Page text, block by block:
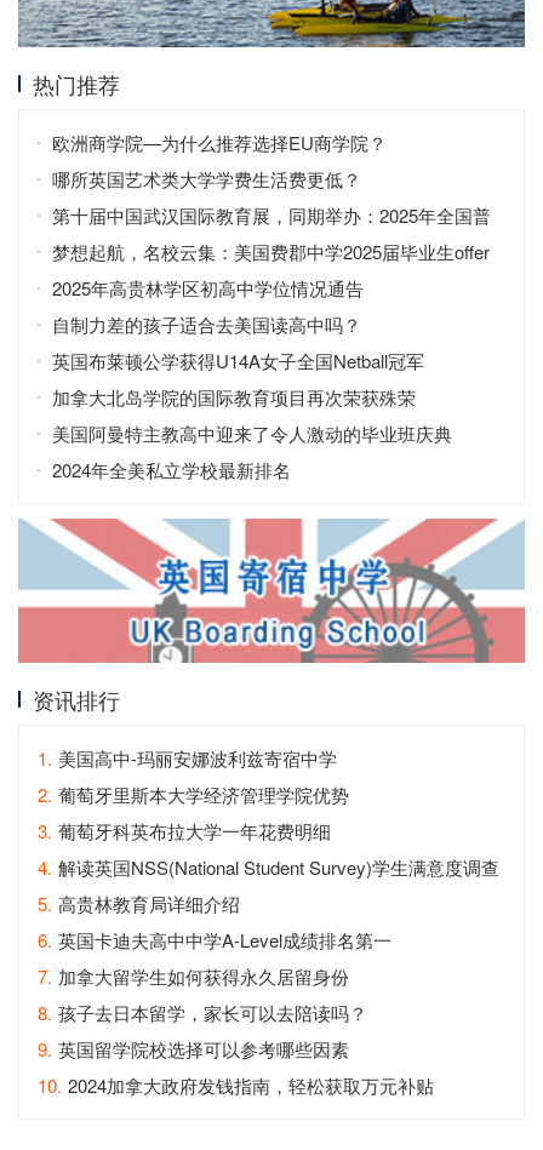
热门推荐
欧洲商学院—为什么推荐选择EU商学院？
哪所英国艺术类大学学费生活费更低？
第十届中国武汉国际教育展，同期举办：2025年全国普
通高校招生咨询会
梦想起航，名校云集：美国费郡中学2025届毕业生offer
2025年高贵林学区初高中学位情况通告
自制力差的孩子适合去美国读高中吗？
英国布莱顿公学获得U14A女子全国Netball冠军
加拿大北岛学院的国际教育项目再次荣获殊荣
美国阿曼特主教高中迎来了令人激动的毕业班庆典
2024年全美私立学校最新排名
资讯排行
1. 美国高中-玛丽安娜波利兹寄宿中学
2. 葡萄牙里斯本大学经济管理学院优势
3. 葡萄牙科英布拉大学一年花费明细
4. 解读英国NSS(National Student Survey)学生满意度调查
5. 高贵林教育局详细介绍
6. 英国卡迪夫高中中学A-Level成绩排名第一
7. 加拿大留学生如何获得永久居留身份
8. 孩子去日本留学，家长可以去陪读吗？
9. 英国留学院校选择可以参考哪些因素
10. 2024加拿大政府发钱指南，轻松获取万元补贴